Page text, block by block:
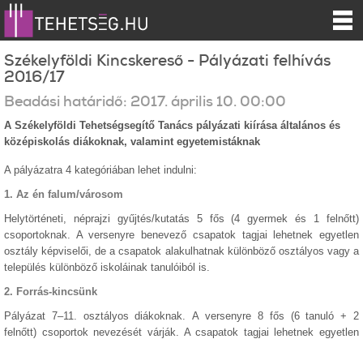
Székelyföldi Kincskereső - Pályázati felhívás
2016/17
Beadási határidő: 2017. április 10. 00:00
A Székelyföldi Tehetségsegítő Tanács pályázati kiírása általános és
középiskolás diákoknak, valamint egyetemistáknak
A pályázatra 4 kategóriában lehet indulni:
1. Az én falum/városom
Helytörténeti, néprajzi gyűjtés/kutatás 5 fős (4 gyermek és 1 felnőtt)
csoportoknak. A versenyre benevező csapatok tagjai lehetnek egyetlen
osztály képviselői, de a csapatok alakulhatnak különböző osztályos vagy a
település különböző iskoláinak tanulóiból is.
2. Forrás-kincsünk
Pályázat 7–11. osztályos diákoknak. A versenyre 8 fős (6 tanuló + 2
felnőtt) csoportok nevezését várják. A csapatok tagjai lehetnek egyetlen